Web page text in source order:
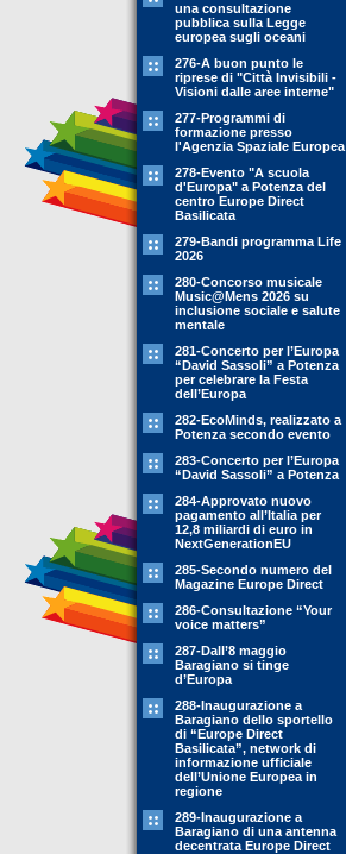
una consultazione
pubblica sulla Legge
europea sugli oceani
276-A buon punto le
riprese di "Città Invisibili -
Visioni dalle aree interne"
277-Programmi di
formazione presso
l'Agenzia Spaziale Europea
278-Evento "A scuola
d'Europa" a Potenza del
centro Europe Direct
Basilicata
279-Bandi programma Life
2026
280-Concorso musicale
Music@Mens 2026 su
inclusione sociale e salute
mentale
281-Concerto per l’Europa
“David Sassoli” a Potenza
per celebrare la Festa
dell’Europa
282-EcoMinds, realizzato a
Potenza secondo evento
283-Concerto per l’Europa
“David Sassoli” a Potenza
284-Approvato nuovo
pagamento all’Italia per
12,8 miliardi di euro in
NextGenerationEU
285-Secondo numero del
Magazine Europe Direct
286-Consultazione “Your
voice matters”
287-Dall’8 maggio
Baragiano si tinge
d’Europa
288-Inaugurazione a
Baragiano dello sportello
di “Europe Direct
Basilicata”, network di
informazione ufficiale
dell’Unione Europea in
regione
289-Inaugurazione a
Baragiano di una antenna
decentrata Europe Direct